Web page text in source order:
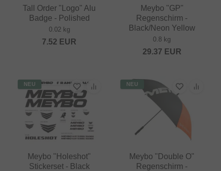
Tall Order "Logo" Alu
Badge - Polished
0.02 kg
7.52 EUR
Meybo "GP"
Regenschirm -
Black/Neon Yellow
0.8 kg
29.37 EUR
NEU
Meybo "Holeshot"
Stickerset - Black
NEU
Meybo "Double O"
Regenschirm -